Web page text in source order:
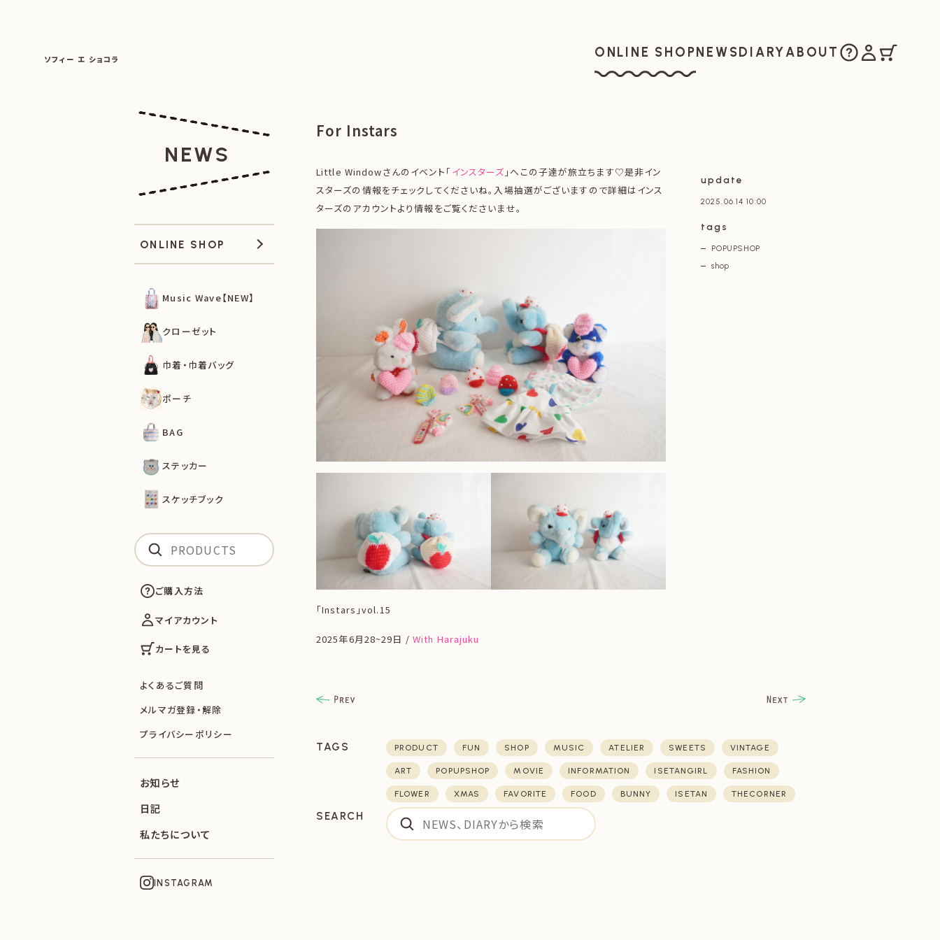
ソフィー エ ショコラ
||
ONLINE SHOP NEWSお知らせ
DIARY日記
ABOUT 私たちについて
ご購入方法
マイアカウ
NEWS
For Instars
Little Windowさんのイベント「 インスターズ 」へこの子達が旅立ちます♡是非イン
スターズの情報をチェックしてくださいね。入場抽選がございますので詳細はインス
ターズのアカウントより情報をご覧くださいませ。
「Instars」vol.15
2025年6月28~29日 / With Harajuku
update
2025.06.14 10:00
tags
POPUPSHOP
shop
TAGS PRODUCT FUN SHOP MUSIC ATELIER SWEETS VINTAGE
ART POPUPSHOP MOVIE INFORMATION ISETANGIRL FASHION
FLOWER XMAS FAVORITE FOOD BUNNY ISETAN THECORNER
SEARCH
ONLINE SHOP
Music Wave【NEW】
クローゼット
巾着・巾着バッグ
ポーチ
BAG
ステッカー
スケッチブック
ご購入方法
マイアカウント
カートを見る
よくあるご質問
メルマガ登録・解除
プライバシーポリシー
お知らせ
日記
私たちについて
INSTAGRAM